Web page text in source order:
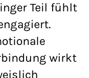
Teil fühlt
wirkt